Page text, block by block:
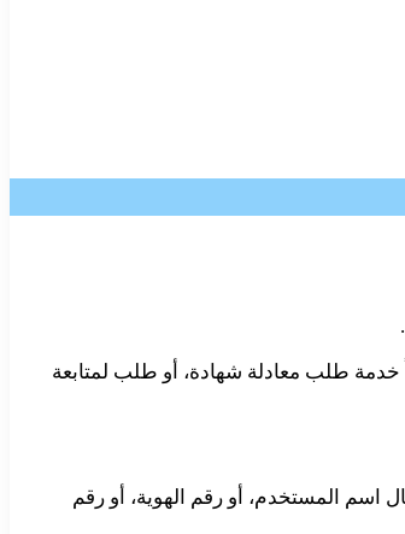
خدمة طلب معادلة شهادة، أو طلب لمتابعة
المستخدم، أو رقم الهوية، أو رقم